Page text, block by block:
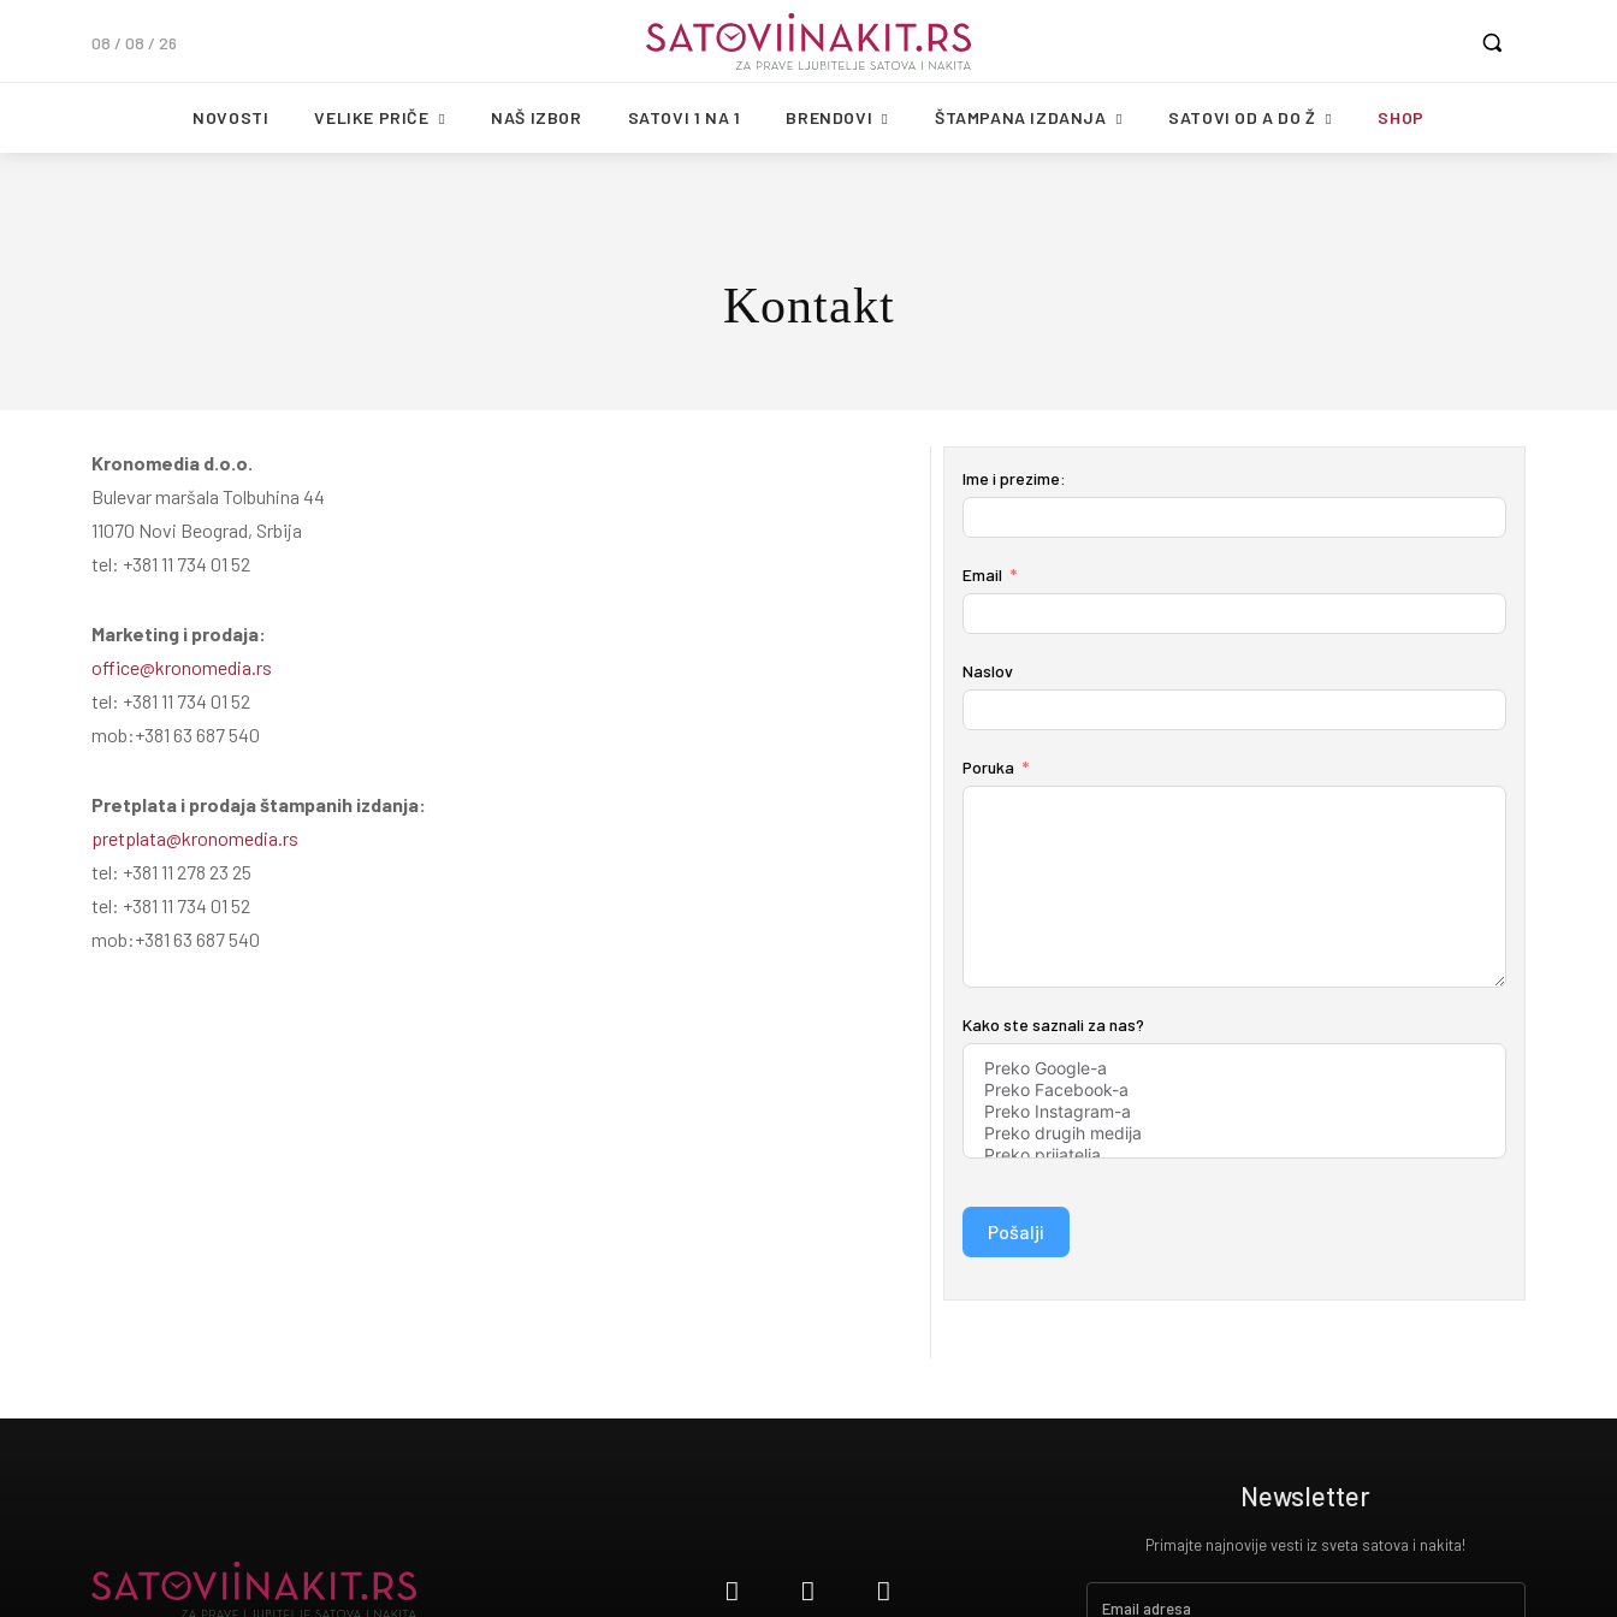
08 / 08 / 26
NOVOSTI VELIKE PRIČE NAŠ IZBOR SATOVI 1 NA 1 BRENDOVI ŠTAMPANA IZDANJA SATOVI OD A DO Ž SHOP
Kontakt
Kronomedia d.o.o.
Bulevar maršala Tolbuhina 44
11070 Novi Beograd, Srbija
tel: +381 11 734 01 52
Marketing i prodaja:
office@kronomedia.rs
tel: +381 11 734 01 52
mob:+381 63 687 540
Pretplata i prodaja štampanih izdanja:
pretplata@kronomedia.rs
tel: +381 11 278 23 25
tel: +381 11 734 01 52
mob:+381 63 687 540
Ime i prezime:
Email
Naslov
Poruka
Kako ste saznali za nas?
Pošalji
Newsletter
Primajte najnovije vesti iz sveta satova i nakita!